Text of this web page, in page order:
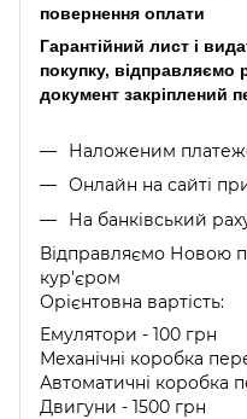
повернення оплати
Гарантійний лист і
покупку,
документ закріплений
Наложеним
Онлайн на сайті
На банківський
Відправляємо Новою
кур'єром
Орієнтовна вартість:
Емулятори - 100 грн
Механічні коробка
Автоматичні коробка
Двигуни - 1500 грн